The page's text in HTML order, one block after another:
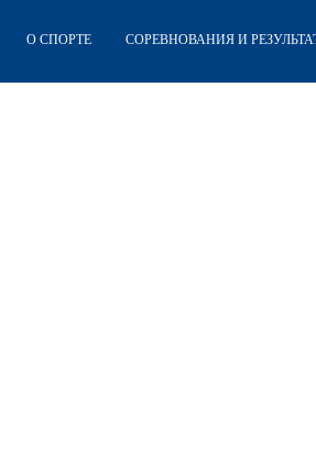
О СПОРТЕ СОРЕВНОВАНИЯ И